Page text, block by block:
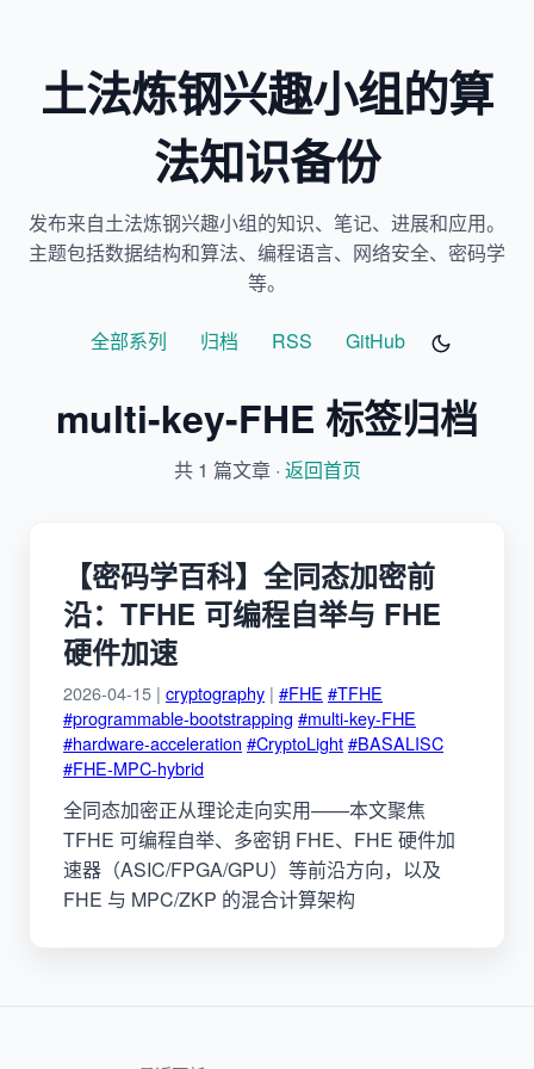
土法炼钢兴趣小组的算
法知识备份
发布来自土法炼钢兴趣小组的知识、笔记、进展和应用。
主题包括数据结构和算法、编程语言、网络安全、密码学
等。
全部系列 归档 RSS GitHub
multi-key-FHE 标签归档
共 1 篇文章 · 返回首页
【密码学百科】全同态加密前
沿：TFHE 可编程自举与 FHE
硬件加速
2026-04-15 | cryptography | #FHE #TFHE
#programmable-bootstrapping #multi-key-FHE
#hardware-acceleration #CryptoLight#BASALISC
#FHE-MPC-hybrid
全同态加密正从理论走向实用——本文聚焦
TFHE 可编程自举、多密钥 FHE、FHE 硬件加
速器（ASIC/FPGA/GPU）等前沿方向，以及
FHE 与 MPC/ZKP 的混合计算架构